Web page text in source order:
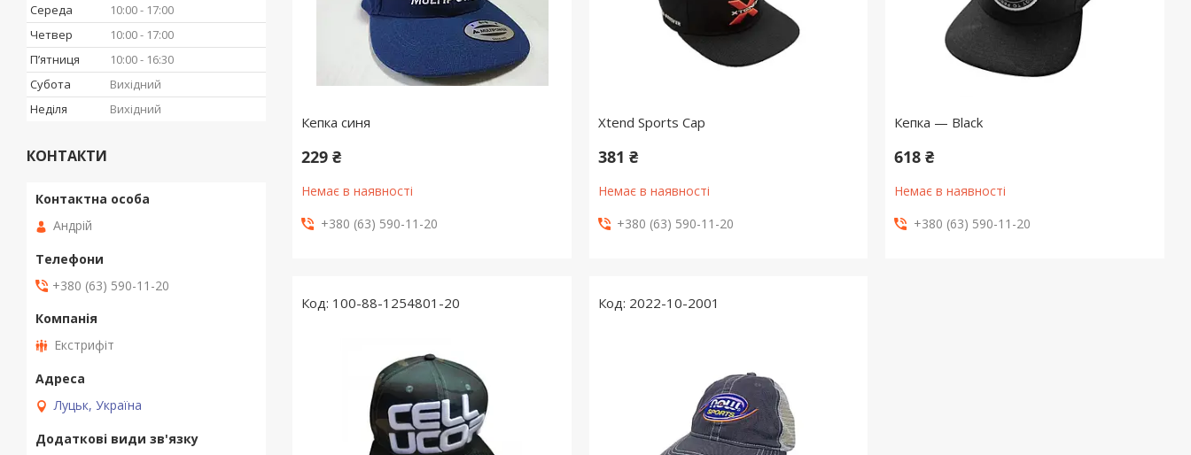
Кепка синя
229 ₴
Немає в наявності
+380 (63) 590-11-20
Xtend Sports Сap
381 ₴
Немає в наявності
+380 (63) 590-11-20
Кепка — Black
618 ₴
Немає в наявності
+380 (63) 590-11-20
100-88-1254801-20 2022-10-2001
Середа
10:00
17:00
Четвер
10:00
17:00
Пʼятниця
10:00
16:30
Субота
Вихідний
Неділя
Вихідний
КОНТАКТИ
Андрій
+380 (63) 590-11-20
Екстрифіт
Луцьк, Україна